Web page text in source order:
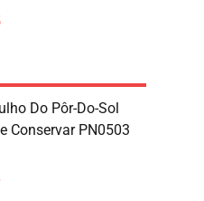
Do Pôr-Do-Sol
Conservar PN0503